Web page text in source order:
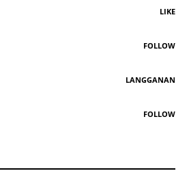
LIKE
FOLLOW
LANGGANAN
FOLLOW